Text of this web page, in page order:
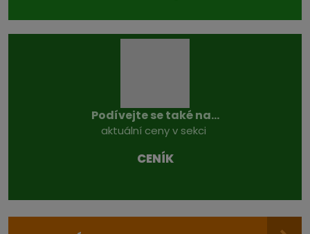
Podívejte se také na...
aktuální ceny v sekci
CENÍK